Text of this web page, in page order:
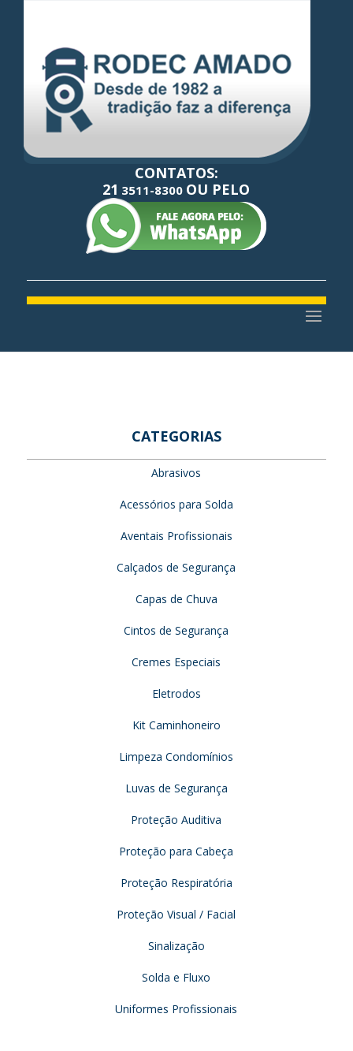
CONTATOS:
21 3511-8300 OU PELO
CATEGORIAS
Abrasivos
Acessórios para Solda
Aventais Profissionais
Calçados de Segurança
Capas de Chuva
Cintos de Segurança
Cremes Especiais
Eletrodos
Kit Caminhoneiro
Limpeza Condomínios
Luvas de Segurança
Proteção Auditiva
Proteção para Cabeça
Proteção Respiratória
Proteção Visual / Facial
Sinalização
Solda e Fluxo
Uniformes Profissionais